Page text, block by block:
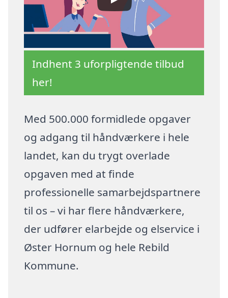
Indhent 3 uforpligtende tilbud
her!
Med 500.000 formidlede opgaver
og adgang til håndværkere i hele
landet, kan du trygt overlade
opgaven med at finde
professionelle samarbejdspartnere
til os – vi har flere håndværkere,
der udfører elarbejde og elservice i
Øster Hornum og hele Rebild
Kommune.